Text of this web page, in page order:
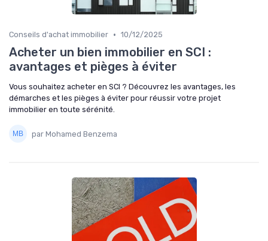
Conseils d'achat immobilier • 10/12/2025
Acheter un bien immobilier en SCI :
avantages et pièges à éviter
Vous souhaitez acheter en SCI ? Découvrez les avantages, les
démarches et les pièges à éviter pour réussir votre projet
immobilier en toute sérénité.
par Mohamed Benzema